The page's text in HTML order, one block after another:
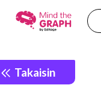
Takaisin